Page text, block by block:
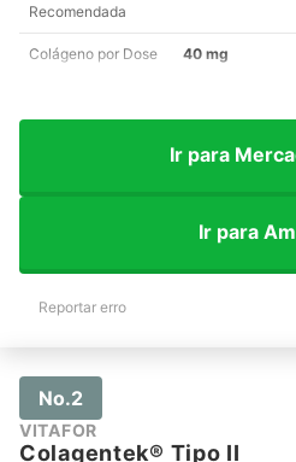
Recomendada
Colágeno por Dose 40 mg
Ir para
Ir para
Reportar erro
No.2
VITAFOR
Colagentek® Tipo II